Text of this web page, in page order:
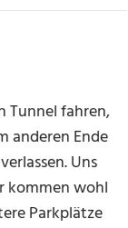
Tunnel fahren,
anderen Ende
Uns
kommen wohl
Parkplätze